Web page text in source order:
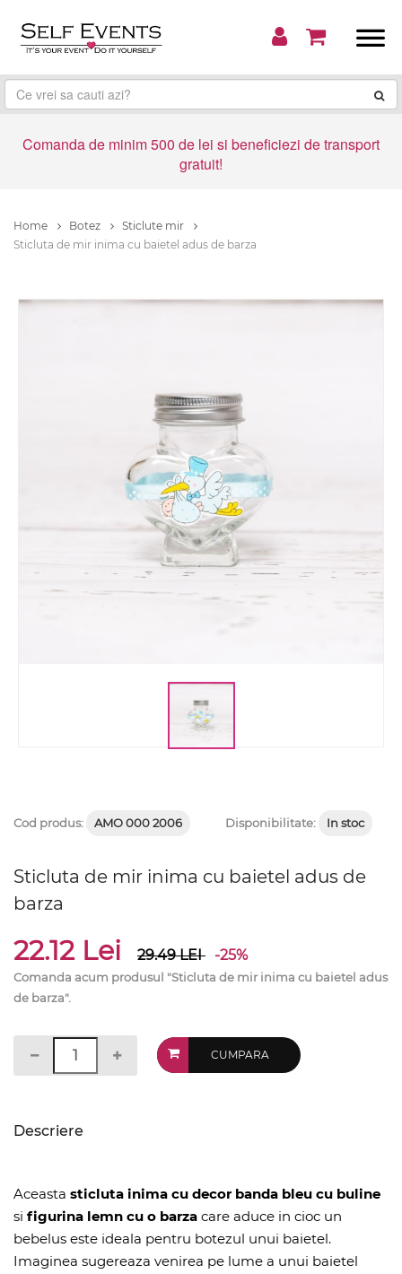
Comanda de minim 500 de lei si beneficiezi de transport
gratuit!
Home Botez
Sticlute mir
Sticluta de mir inima cu baietel adus de barza
Cod produs: AMO 000 2006 Disponibilitate: In stoc
Sticluta de mir inima cu baietel adus de
barza
22.12 Lei 29.49LEI -25%
Comanda acum produsul "Sticluta de mir inima cu baietel adus
de barza".
CUMPARA
Descriere
Aceasta sticluta inima cu decor banda bleu cu buline
si figurina lemn cu o barza care aduce in cioc un
bebelus este ideala pentru botezul unui baietel.
Imaginea sugereaza venirea pe lume a unui baietel